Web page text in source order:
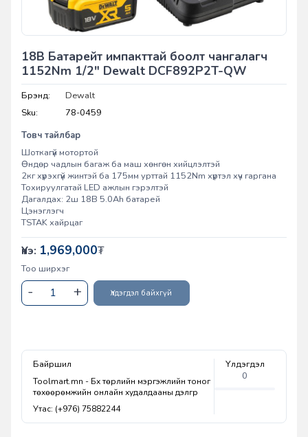
18В Батарейт импакттай боолт чангалагч
1152Nm 1/2" Dewalt DCF892P2T-QW
Брэнд:
Dewalt
Sku:
78-0459
Товч тайлбар
Шоткагүй мотортой
Өндөр чадлын багаж ба маш хөнгөн хийцлэлтэй
2кг хүрэхгүй жинтэй ба 175мм урттай 1152Nm хүртэл хүч гаргана
Тохируулгатай LED ажлын гэрэлтэй
Дагалдах: 2ш 18В 5.0Ah батарей
Цэнэглэгч
TSTAK хайрцаг
Үнэ: 1,969,000₮
Тоо ширхэг
Үлдэгдэл байхгүй
Байршил
Toolmart.mn - Бүх төрлийн мэргэжлийн тоног
төхөөрөмжийн онлайн худалдааны дэлгүүр
Утас: (+976) 75882244
Үлдэгдэл
0